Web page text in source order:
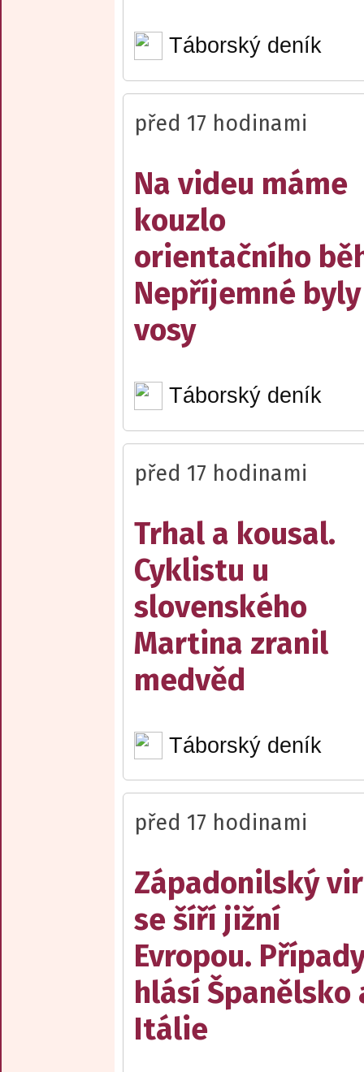
Táborský deník
před 17 hodinami
Na videu máme
kouzlo
orientačního
Nepříjemné byly
vosy
Táborský deník
před 17 hodinami
Trhal a kousal.
Cyklistu u
slovenského
Martina zranil
medvěd
Táborský deník
před 17 hodinami
Západonilský vir
se šíří jižní
Evropou.
hlásí Španělsko
Itálie